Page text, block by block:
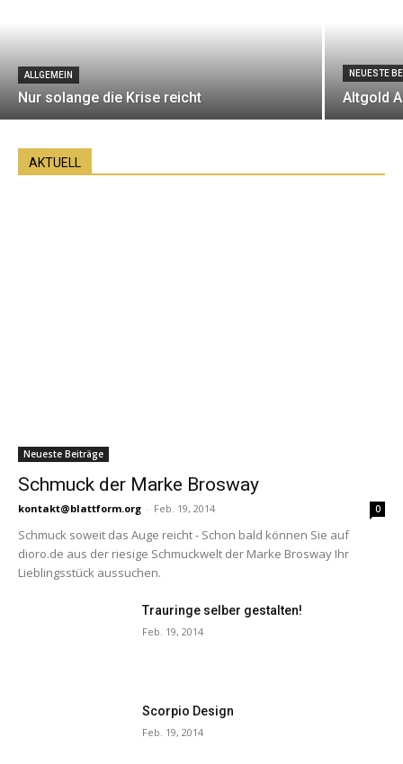
ALLGEMEIN
Nur solange die Krise reicht
NEUESTE
Altgold
AKTUELL
Neueste Beiträge
Schmuck der Marke Brosway
kontakt@blattform.org - Feb. 19, 2014 0
Schmuck soweit das Auge reicht - Schon bald können Sie auf
dioro.de aus der riesige Schmuckwelt der Marke Brosway Ihr
Lieblingsstück aussuchen.
Trauringe selber gestalten!
Feb. 19, 2014
Scorpio Design
Feb. 19, 2014